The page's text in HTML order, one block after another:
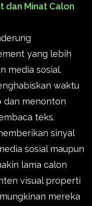
dan Minat Calon
yang lebih
media sosial.
waktu
dan menonton
teks.
sinyal
sosial maupun
lama calon
visual properti
mereka